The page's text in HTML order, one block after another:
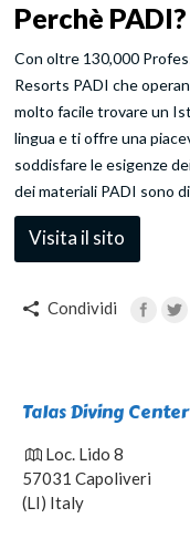
Perchè PADI?
Con oltre 130,000
Resorts PADI che
molto facile trovare un
lingua e ti offre una
soddisfare le esigenze
dei materiali PADI sono
Visita il sito
Condividi
Talas Diving Center
Loc. Lido 8
57031 Capoliveri
(LI) Italy